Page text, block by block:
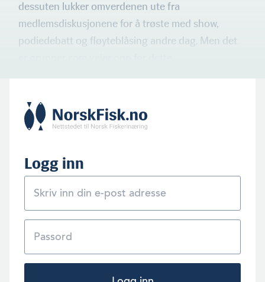
dessuten lukker omverdenen ute fra
medlemsdiskusjonene for å trøste med show,
podiedebatt og fløyteblåsing andre dag. Men det
Logg inn